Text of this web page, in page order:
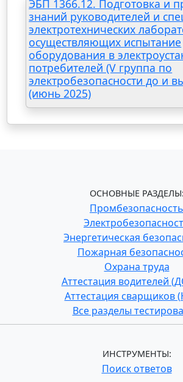
ЭБП 1366.12. Подготовка и
знаний руководителей и
электротехнических
осуществляющих испытание
оборудования в
потребителей (V группа по
электробезопасности до и
(июнь 2025)
ОСНОВНЫЕ РАЗДЕЛЫ:
Промбезопасность
Энергетическая
Пожарная
Охрана труда
Аттестация водителей
Аттестация сварщиков
Все разделы
ИНСТРУМЕНТЫ:
Поиск ответов